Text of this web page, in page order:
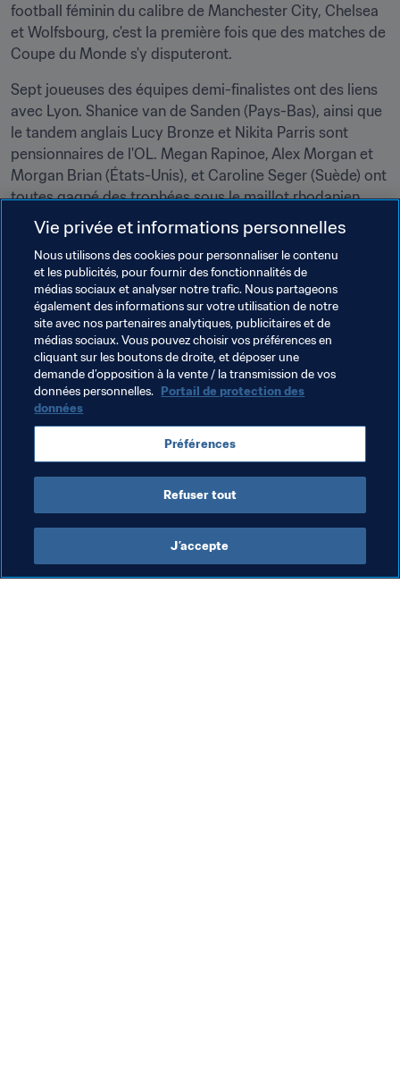
football féminin du calibre de Manchester City, Chelsea
et Wolfsbourg, c'est la première fois que des matches de
Coupe du Monde s'y disputeront.
Sept joueuses des équipes demi-finalistes ont des liens
avec Lyon. Shanice van de Sanden (Pays-Bas), ainsi que
le tandem anglais Lucy Bronze et Nikita Parris sont
pensionnaires de l'OL. Megan Rapinoe, Alex Morgan et
Morgan Brian (États-Unis), et Caroline Seger (Suède) ont
toutes gagné des trophées sous le maillot rhodanien.
Lyon a adopté le football féminin et cette semaine, les
supporters américains, anglais, néerlandais et suédois
découvriront pourquoi la ville a été choisie pour
accueillir la finale de la Coupe du Monde Féminine. Les
cafés et les restaurants du vieux Lyon ou encore les vues
de la colline de Fourvière raviront les visiteurs, entre
deux matches disputés par des stars mondiales.
Thèmes en lien
France
Vie privée et informations personnelles
Nous utilisons des cookies pour personnaliser le contenu
et les publicités, pour fournir des fonctionnalités de
médias sociaux et analyser notre trafic. Nous partageons
également des informations sur votre utilisation de notre
site avec nos partenaires analytiques, publicitaires et de
médias sociaux. Vous pouvez choisir vos préférences en
cliquant sur les boutons de droite, et déposer une
demande d’opposition à la vente / la transmission de vos
données personnelles. Portail de protection des
données
Préférences
Refuser tout
J’accepte